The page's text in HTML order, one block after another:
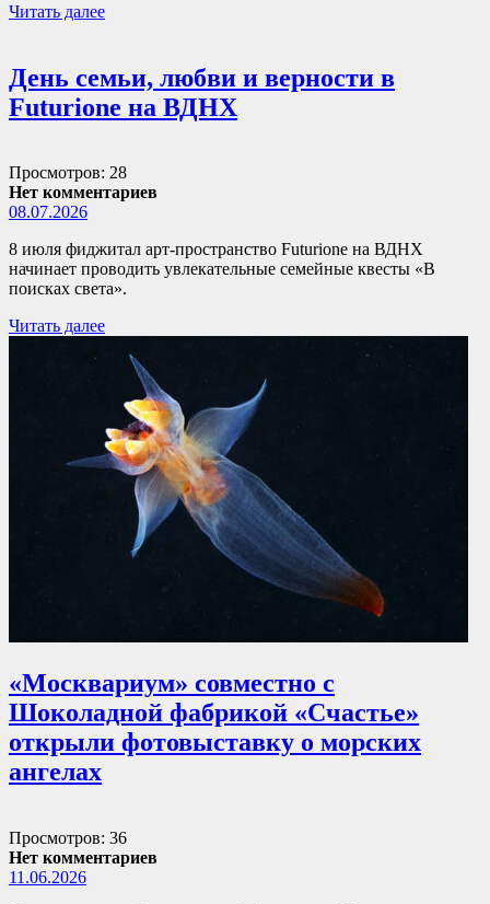
Читать далее
День семьи, любви и верности в
Futurione на ВДНХ
Просмотров: 28
Нет комментариев
08.07.2026
8 июля фиджитал арт-пространство Futurione на ВДНХ
начинает проводить увлекательные семейные квесты «В
поисках света».
Читать далее
«Москвариум» совместно с
Шоколадной фабрикой «Счастье»
открыли фотовыставку о морских
ангелах
Просмотров: 36
Нет комментариев
11.06.2026